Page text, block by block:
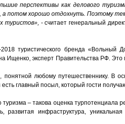
перспективы как делового
потом хорошо отдохнуть. Поэтому
туристов», - считает генеральный
туристического бренда «Вольный
Ищенко, эксперт Правительства РФ.
понятной любому путешественнику. В
главный посыл, который гости
– такова оценка турпотенциала
развитая инфраструктура,